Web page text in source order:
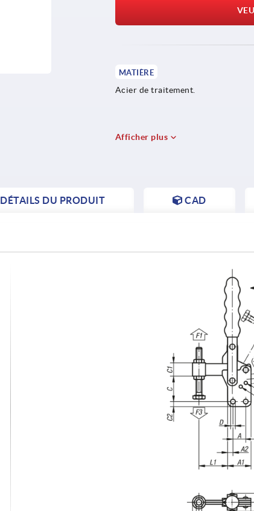
MATIÈRE
Acier de traitement.
Afficher plus
DÉTAILS DU PRODUIT CAD